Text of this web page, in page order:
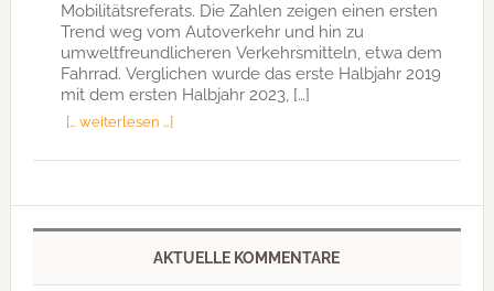
Mobilitätsreferats. Die Zahlen zeigen einen ersten
Trend weg vom Autoverkehr und hin zu
umweltfreundlicheren Verkehrsmitteln, etwa dem
Fahrrad. Verglichen wurde das erste Halbjahr 2019
mit dem ersten Halbjahr 2023, […]
[… weiterlesen …]
AKTUELLE KOMMENTARE